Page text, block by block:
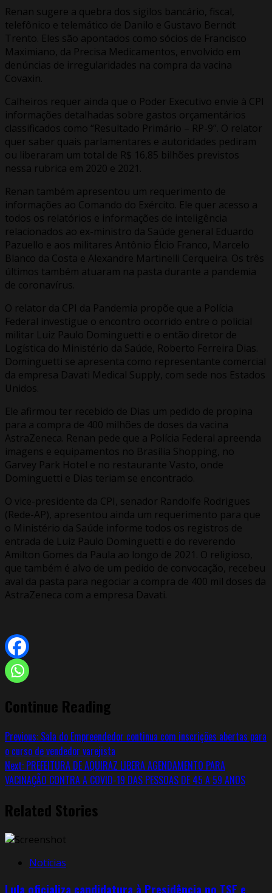
Renan sugere a quebra dos sigilos bancário, fiscal,
telefônico e telemático de Danilo e Gustavo Berndt
Trento. Eles são apontados como sócios de Francisco
Maximiano, da Precisa Medicamentos, envolvido em
denúncias de irregularidades na compra da vacina
Covaxin.
Calheiros requer ainda que o Poder Executivo envie à CPI
informações detalhadas sobre gastos orçamentários
classificados como “Resultado Primário – RP-9”. O relator
quer saber quais parlamentares e autoridades pediram
ou liberaram um total de R$ 16,85 bilhões previstos
nessa rubrica em 2020 e 2021.
Renan também apresentou um requerimento de
informações ao Comando do Exército. Ele quer acesso a
todos os relatórios e informações de inteligência
relacionados ao ex-ministro da Saúde general Eduardo
Pazuello e aos militares Antônio Élcio Franco, Marcelo
Blanco da Costa e Alexandre Martinelli Cerqueira. Os três
últimos também atuaram na pasta durante a pandemia
de coronavírus.
O relator da CPI da Pandemia propõe que a Polícia
Federal investigue o encontro ocorrido entre o policial
militar Luiz Paulo Dominguetti e o então diretor de
Logística do Ministério da Saúde, Roberto Ferreira Dias.
Dominguetti se apresenta como representante comercial
da empresa Davati Medical Supply, com sede nos Estados
Unidos.
Ele afirmou ter recebido de Dias um pedido de propina
para a compra de 400 milhões de doses da vacina
AstraZeneca. Renan pede que a Polícia Federal apreenda
imagens e equipamentos no Brasília Shopping, no
Garvey Park Hotel e no restaurante Vasto, onde
Dominguetti e Dias teriam se encontrado.
O vice-presidente da CPI, senador Randolfe Rodrigues
(Rede-AP), apresentou ainda um requerimento para que
o Ministério da Saúde informe todos os registros de
entrada de Luiz Paulo Dominguetti e do reverendo
Amilton Gomes da Paula ao longo de 2021. O religioso,
que também é alvo de um pedido de convocação, recebeu
aval da pasta para negociar a compra de 400 mil doses da
AstraZeneca com a empresa Davati.
Continue Reading
Previous: Sala do Empreendedor continua com inscrições abertas para
o curso de vendedor varejista
Next: PREFEITURA DE AQUIRAZ LIBERA AGENDAMENTO PARA
VACINAÇÃO CONTRA A COVID-19 DAS PESSOAS DE 45 A 59 ANOS
Related Stories
Notícias
Lula oficializa candidatura à Presidência no TSE e